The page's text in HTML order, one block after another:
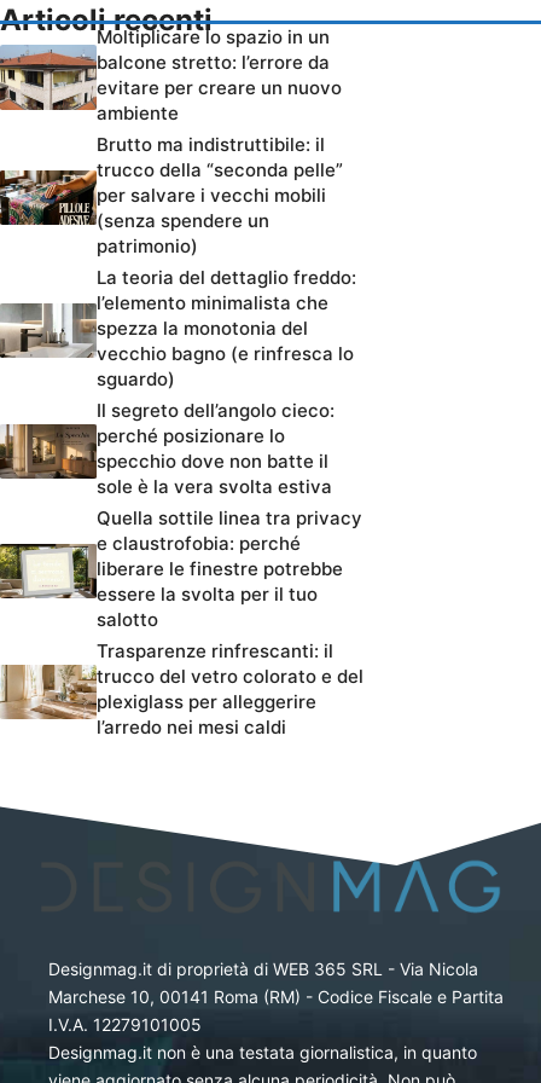
Articoli recenti
Moltiplicare lo spazio in un
balcone stretto: l’errore da
evitare per creare un nuovo
ambiente
Brutto ma indistruttibile: il
trucco della “seconda pelle”
per salvare i vecchi mobili
(senza spendere un
patrimonio)
La teoria del dettaglio freddo:
l’elemento minimalista che
spezza la monotonia del
vecchio bagno (e rinfresca lo
sguardo)
Il segreto dell’angolo cieco:
perché posizionare lo
specchio dove non batte il
sole è la vera svolta estiva
Quella sottile linea tra privacy
e claustrofobia: perché
liberare le finestre potrebbe
essere la svolta per il tuo
salotto
Trasparenze rinfrescanti: il
trucco del vetro colorato e del
plexiglass per alleggerire
l’arredo nei mesi caldi
Designmag.it di proprietà di WEB 365 SRL - Via Nicola
Marchese 10, 00141 Roma (RM) - Codice Fiscale e Partita
I.V.A. 12279101005
Designmag.it non è una testata giornalistica, in quanto